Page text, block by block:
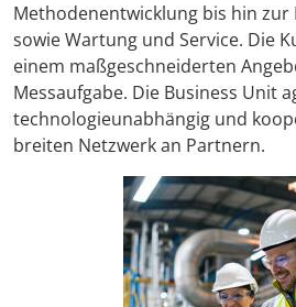
Methodenentwicklung bis hin
sowie Wartung und Service. Die
einem maßgeschneiderten
Messaufgabe. Die Business Unit
technologieunabhängig und
breiten Netzwerk an Partnern.